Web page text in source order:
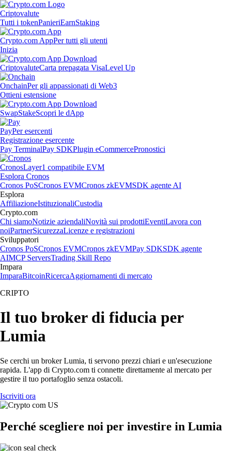
Criptovalute
Tutti i tokenPanieriEarnStaking
Crypto.com AppPer tutti gli utenti
Inizia
CriptovaluteCarta prepagata VisaLevel Up
OnchainPer gli appassionati di Web3
Ottieni estensione
SwapStakeScopri le dApp
PayPer esercenti
Registrazione esercente
Pay TerminalPay SDKPlugin eCommercePronostici
CronosLayer1 compatibile EVM
Esplora Cronos
Cronos PoSCronos EVMCronos zkEVMSDK agente AI
Esplora
AffiliazioneIstituzionaliCustodia
Crypto.com
Chi siamoNotizie aziendaliNovità sui prodottiEventiLavora con
noiPartnerSicurezzaLicenze e registrazioni
Sviluppatori
Cronos PoSCronos EVMCronos zkEVMPay SDKSDK agente
AIMCP ServersTrading Skill Repo
Impara
ImparaBitcoinRicercaAggiornamenti di mercato
CRIPTO
Il tuo broker di fiducia per
Lumia
Se cerchi un broker Lumia, ti servono prezzi chiari e un'esecuzione
rapida. L'app di Crypto.com ti connette direttamente al mercato per
gestire il tuo portafoglio senza ostacoli.
Iscriviti ora
Perché scegliere noi per investire in Lumia